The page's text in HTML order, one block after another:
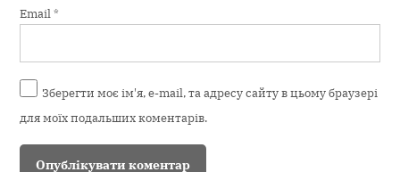
Email*
Зберегти моє ім'я, e-mail, та адресу сайту в цьому браузері
для моїх подальших коментарів.